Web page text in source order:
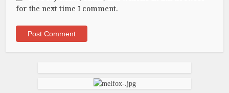
for the next time I comment.